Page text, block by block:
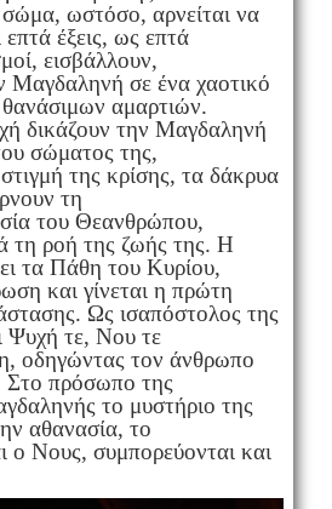
ωστόσο, αρνείται να
έξεις, ως επτά
εισβάλλουν,
Μαγδαληνή σε ένα χαοτικό
αμαρτιών.
δικάζουν την Μαγδαληνή
σώματος της,
της κρίσης, τα δάκρυα
τη
του Θεανθρώπου,
τη ροή της ζωής της. Η
τα Πάθη του Κυρίου,
και γίνεται η πρώτη
Ως ισαπόστολος της
Ψυχή τε, Νου τε
οδηγώντας τον άνθρωπο
Στο πρόσωπο της
το μυστήριο της
αθανασία, το
Νους, συμπορεύονται και